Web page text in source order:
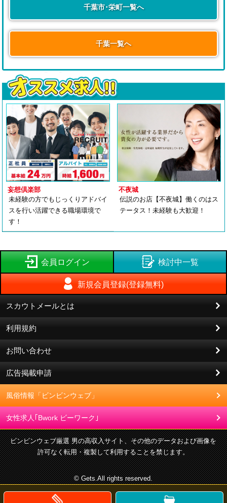
千葉市･栄町一覧へ
千葉一覧へ
妄想倶楽部
未経験の方でもじっくりアドバイ
スを行い活躍できる職場環境で
す！
不夜城
伝説のお店【不夜城】働くのはス
テータス！未経験も大歓迎！
会員ログイン 検討中一覧
新規会員登録(登録無料)
スカウトメールとは
利用規約
お問い合わせ
広告掲載申請
風俗情報「ビンビンウェブ」
女性求人｢Bwork ビーワーク｣
ビンビンウェブ厳選 男の高収入サイト、その他のデータおよび画像を
許可なく転用・複製して利用することを禁じます。
© Gets.All rights reserved.